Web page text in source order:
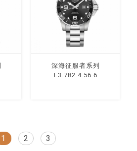
深海征服者系列
L3.782.4.56.6
1 2 3